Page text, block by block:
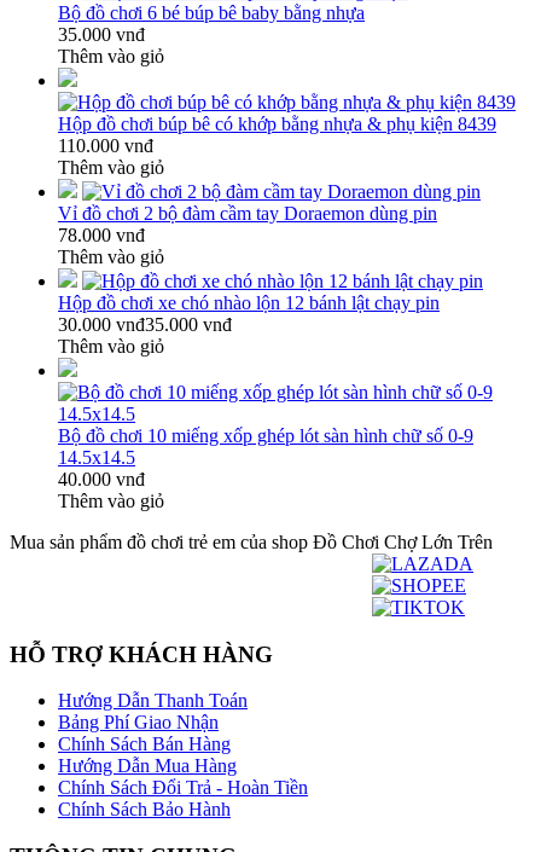
Bộ đồ chơi 6 bé búp bê baby bằng nhựa
35.000 vnđ
Thêm vào giỏ
Hộp đồ chơi búp bê có khớp bằng nhựa & phụ kiện 8439
110.000 vnđ
Thêm vào giỏ
Vỉ đồ chơi 2 bộ đàm cầm tay Doraemon dùng pin
78.000 vnđ
Thêm vào giỏ
Hộp đồ chơi xe chó nhào lộn 12 bánh lật chạy pin
30.000 vnđ35.000 vnđ
Thêm vào giỏ
Bộ đồ chơi 10 miếng xốp ghép lót sàn hình chữ số 0-9
14.5x14.5
40.000 vnđ
Thêm vào giỏ
Mua sản phẩm đồ chơi trẻ em của shop Đồ Chơi Chợ Lớn Trên
HỖ TRỢ KHÁCH HÀNG
Hướng Dẫn Thanh Toán
Bảng Phí Giao Nhận
Chính Sách Bán Hàng
Hướng Dẫn Mua Hàng
Chính Sách Đổi Trả - Hoàn Tiền
Chính Sách Bảo Hành